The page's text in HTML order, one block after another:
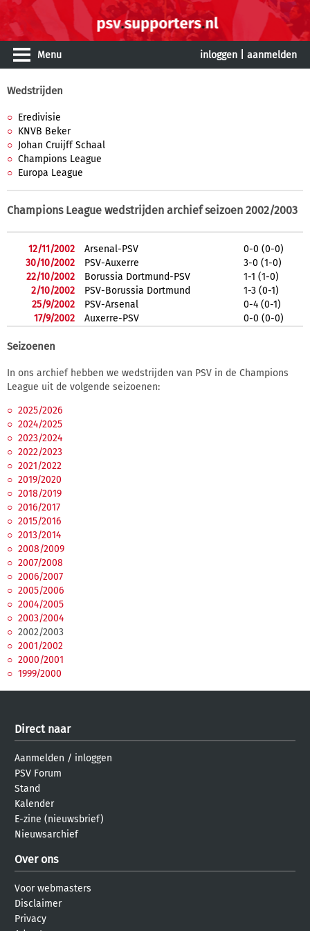
Menu inloggen aanmelden
Wedstrijden
Eredivisie
KNVB Beker
Johan Cruijff Schaal
Champions League
Europa League
Champions League wedstrijden archief seizoen 2002/2003
12/11/2002 Arsenal-PSV
0-0 (0-0)
30/10/2002
PSV-Auxerre
3-0 (1-0)
22/10/2002
Borussia Dortmund-PSV
1-1 (1-0)
2/10/2002
PSV-Borussia Dortmund
1-3 (0-1)
25/9/2002
PSV-Arsenal
0-4 (0-1)
17/9/2002
Auxerre-PSV 0-0 (0-0)
Seizoenen
In ons archief hebben we wedstrijden van PSV in de Champions
League uit de volgende seizoenen:
2025/2026
2024/2025
2023/2024
2022/2023
2021/2022
2019/2020
2018/2019
2016/2017
2015/2016
2013/2014
2008/2009
2007/2008
2006/2007
2005/2006
2004/2005
2003/2004
2002/2003
2001/2002
2000/2001
1999/2000
Direct naar
Aanmelden / inloggen
PSV Forum
Stand
Kalender
E-zine (nieuwsbrief)
Nieuwsarchief
Over ons
Voor webmasters
Disclaimer
Privacy